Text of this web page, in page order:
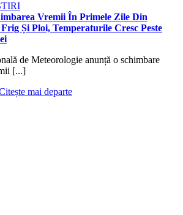
Vremii În Primele Zile Din
Și Ploi, Temperaturile Cresc Peste
de Meteorologie anunță o schimbare
[...]
mai departe